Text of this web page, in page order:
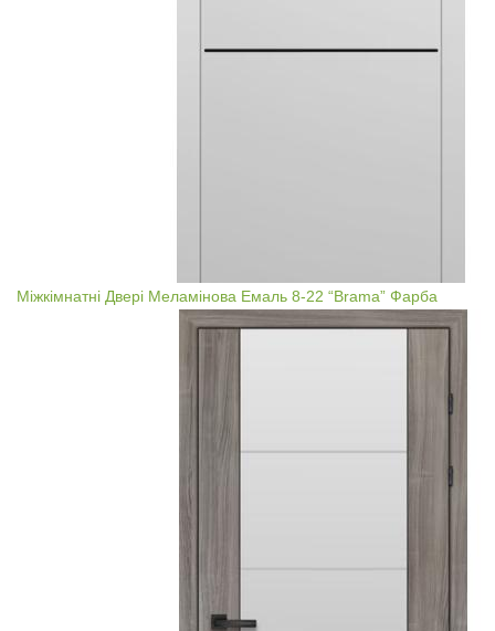
Міжкімнатні Двері Меламінова Емаль 8-22 “Brama” Фарба